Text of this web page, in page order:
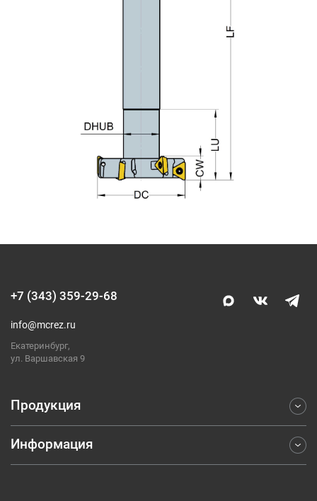
Продукция
Фрезерование
Точение
Информация
+7 (343) 359-29-68
info@mcrez.ru
Екатеринбург,
ул. Варшавская 9